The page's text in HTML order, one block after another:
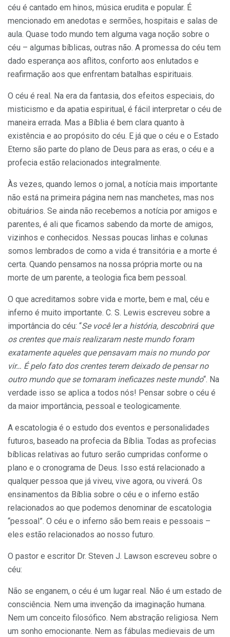
céu é cantado em hinos, música erudita e popular. É
mencionado em anedotas e sermões, hospitais e salas de
aula. Quase todo mundo tem alguma vaga noção sobre o
céu – algumas bíblicas, outras não. A promessa do céu tem
dado esperança aos aflitos, conforto aos enlutados e
reafirmação aos que enfrentam batalhas espirituais.
O céu é real. Na era da fantasia, dos efeitos especiais, do
misticismo e da apatia espiritual, é fácil interpretar o céu de
maneira errada. Mas a Bíblia é bem clara quanto à
existência e ao propósito do céu. E já que o céu e o Estado
Eterno são parte do plano de Deus para as eras, o céu e a
profecia estão relacionados integralmente.
Às vezes, quando lemos o jornal, a notícia mais importante
não está na primeira página nem nas manchetes, mas nos
obituários. Se ainda não recebemos a notícia por amigos e
parentes, é ali que ficamos sabendo da morte de amigos,
vizinhos e conhecidos. Nessas poucas linhas e colunas
somos lembrados de como a vida é transitória e a morte é
certa. Quando pensamos na nossa própria morte ou na
morte de um parente, a teologia fica bem pessoal.
O que acreditamos sobre vida e morte, bem e mal, céu e
inferno é muito importante. C. S. Lewis escreveu sobre a
importância do céu: “Se você ler a história, descobrirá que
os crentes que mais realizaram neste mundo foram
exatamente aqueles que pensavam mais no mundo por
vir… É pelo fato dos crentes terem deixado de pensar no
outro mundo que se tornaram ineficazes neste mundo“. Na
verdade isso se aplica a todos nós! Pensar sobre o céu é
da maior importância, pessoal e teologicamente.
A escatologia é o estudo dos eventos e personalidades
futuros, baseado na profecia da Bíblia. Todas as profecias
bíblicas relativas ao futuro serão cumpridas conforme o
plano e o cronograma de Deus. Isso está relacionado a
qualquer pessoa que já viveu, vive agora, ou viverá. Os
ensinamentos da Bíblia sobre o céu e o inferno estão
relacionados ao que podemos denominar de escatologia
“pessoal”. O céu e o inferno são bem reais e pessoais –
eles estão relacionados ao nosso futuro.
O pastor e escritor Dr. Steven J. Lawson escreveu sobre o
céu:
Não se enganem, o céu é um lugar real. Não é um estado de
consciência. Nem uma invenção da imaginação humana.
Nem um conceito filosófico. Nem abstração religiosa. Nem
um sonho emocionante. Nem as fábulas medievais de um